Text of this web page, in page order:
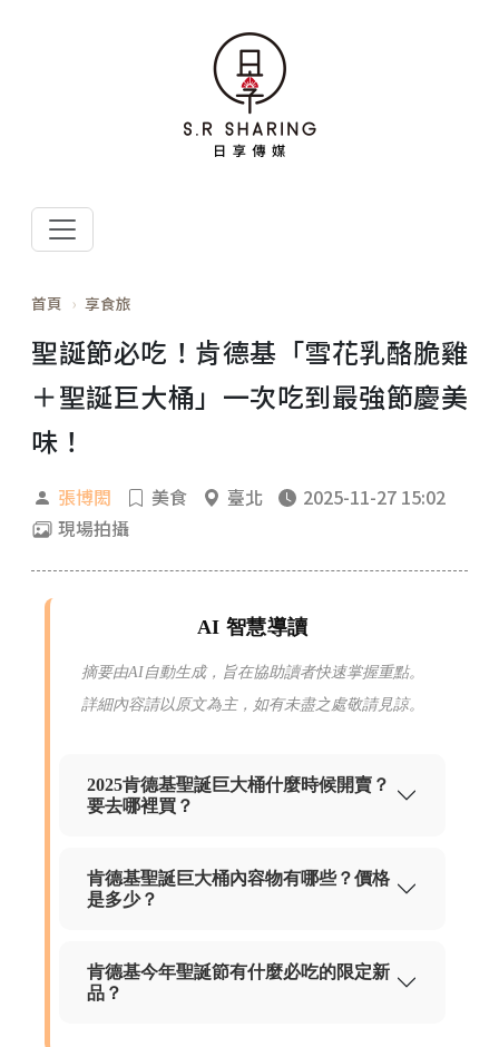
首頁 享食旅
聖誕節必吃！肯德基「雪花乳酪脆雞
＋聖誕巨大桶」一次吃到最強節慶美
味！
張博閎 美食 臺北
2025-11-27 15:02
現場拍攝
AI 智慧導讀
摘要由AI自動生成，旨在協助讀者快速掌握重點。
詳細內容請以原文為主，如有未盡之處敬請見諒。
2025肯德基聖誕巨大桶什麼時候開賣？
要去哪裡買？
肯德基聖誕巨大桶內容物有哪些？價格
是多少？
肯德基今年聖誕節有什麼必吃的限定新
品？